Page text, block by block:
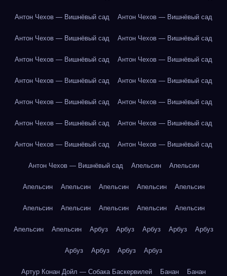
Антон Чехов — Вишнёвый сад Антон Чехов — Вишнёвый сад
Антон Чехов — Вишнёвый сад Антон Чехов — Вишнёвый сад
Антон Чехов — Вишнёвый сад Антон Чехов — Вишнёвый сад
Антон Чехов — Вишнёвый сад Антон Чехов — Вишнёвый сад
Антон Чехов — Вишнёвый сад Антон Чехов — Вишнёвый сад
Антон Чехов — Вишнёвый сад Антон Чехов — Вишнёвый сад
Антон Чехов — Вишнёвый сад Антон Чехов — Вишнёвый сад
Антон Чехов — Вишнёвый сад Апельсин Апельсин
Апельсин Апельсин Апельсин Апельсин Апельсин
Апельсин Апельсин Апельсин Апельсин Апельсин
Апельсин Апельсин Арбуз Арбуз Арбуз Арбуз Арбуз
Арбуз Арбуз Арбуз Арбуз
Артур Конан Дойл — Собака Баскервилей Банан Банан